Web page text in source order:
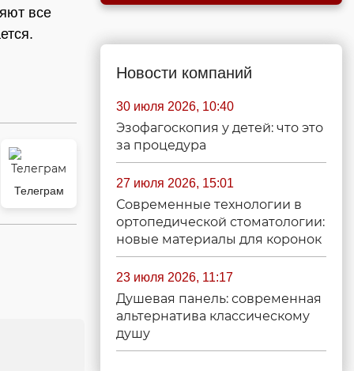
все
Телеграм
Новости компаний
30 июля 2026, 10:40
Эзофагоскопия у детей: что это
за процедура
27 июля 2026, 15:01
Современные технологии в
ортопедической стоматологии:
новые материалы для коронок
23 июля 2026, 11:17
Душевая панель: современная
альтернатива классическому
душу